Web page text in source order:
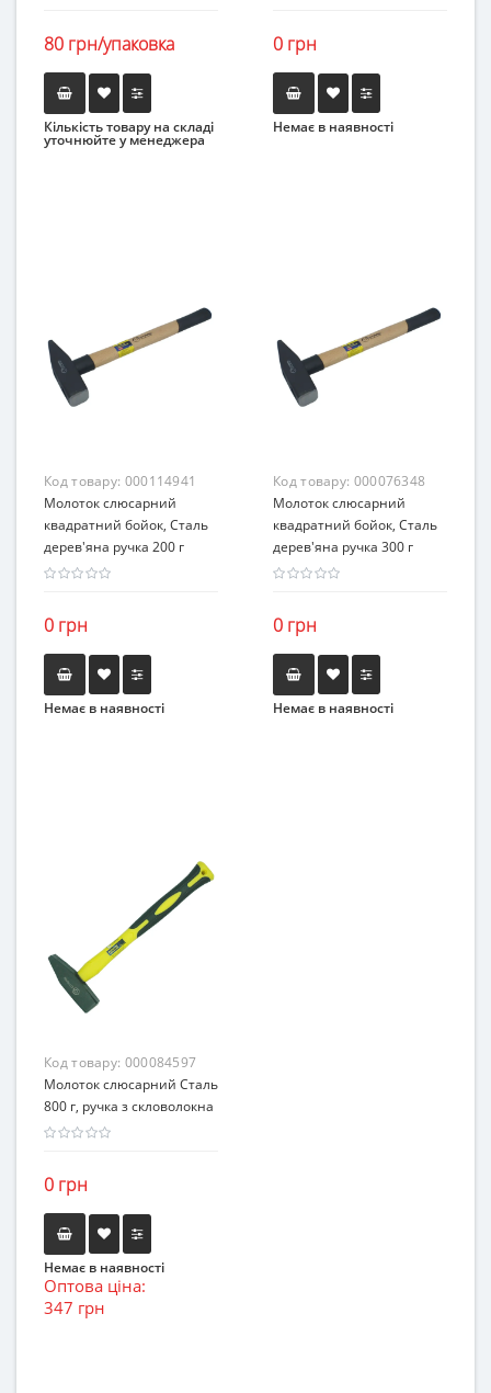
80 грн/упаковка
Кількість товару на складі
уточнюйте у менеджера
0 грн
Немає в наявності
Код товару: 000114941
Молоток слюсарний
квадратний бойок, Сталь
дерев'яна ручка 200 г
0 грн
Немає в наявності
Код товару: 000076348
Молоток слюсарний
квадратний бойок, Сталь
дерев'яна ручка 300 г
0 грн
Немає в наявності
Код товару: 000084597
Молоток слюсарний Сталь
800 г, ручка з скловолокна
0 грн
Немає в наявності
Оптова ціна:
347 грн